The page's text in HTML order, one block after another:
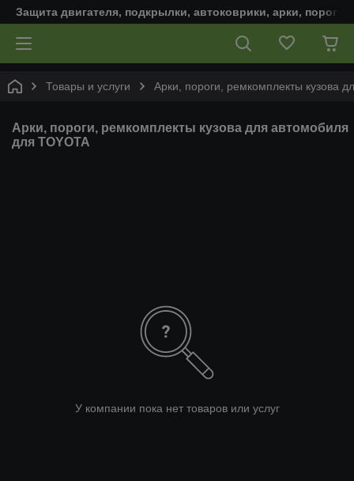
Защита двигателя, подкрылки, автоковрики, арки,
Товары и услуги Арки, пороги, ремкомплекты кузова
Арки, пороги, ремкомплекты кузова для автомобиля
для TOYOTA
У компании пока нет товаров или услуг